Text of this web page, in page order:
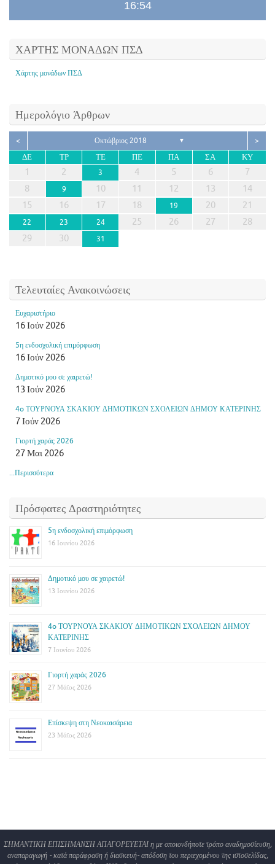
16:54
ΧΑΡΤΗΣ ΜΟΝΑΔΩΝ ΠΣΔ
Χάρτης μονάδων ΠΣΔ
Ημερολόγιο Άρθρων
< Οκτώβριος 2018 ▼
>
ΔΕ
ΤΡ ΤΕ ΠΕ ΠΑ ΣΑ ΚΥ
1 2 3 4 5 6
7
8
9 10 11 12 13
14
15
16 17 18 19 20 21
22 23 24 25 26 27
28
29
30 31
Τελευταίες Ανακοινώσεις
Ευχαριστήριο
16 Ιούν 2026
5η ενδοσχολική επιμόρφωση
16 Ιούν 2026
Δημοτικό μου σε χαιρετώ!
13 Ιούν 2026
4o ΤΟΥΡΝΟΥΑ ΣΚΑΚΙΟΥ ΔΗΜΟΤΙΚΩΝ ΣΧΟΛΕΙΩΝ ΔΗΜΟΥ ΚΑΤΕΡΙΝΗΣ
7 Ιούν 2026
Γιορτή χαράς 2026
27 Μαι 2026
...Περισσότερα
Πρόσφατες Δραστηριότητες
5η ενδοσχολική επιμόρφωση
16 Ιουνίου 2026
Δημοτικό μου σε χαιρετώ!
13 Ιουνίου 2026
4o ΤΟΥΡΝΟΥΑ ΣΚΑΚΙΟΥ ΔΗΜΟΤΙΚΩΝ ΣΧΟΛΕΙΩΝ ΔΗΜΟΥ
ΚΑΤΕΡΙΝΗΣ
7 Ιουνίου 2026
Γιορτή χαράς 2026
27 Μάϊος 2026
Επίσκεψη στη Νεοκαισάρεια
23 Μάϊος 2026
ΣΗΜΑΝΤΙΚΗ ΕΠΙΣΗΜΑΝΣΗ ΑΠΑΓΟΡΕΥΕΤΑΙ η με οποιονδήποτε τρόπο αναδημοσίευση,
αναπαραγωγή - κατά παράφραση ή διασκευή- απόδοση του περιεχομένου της ιστοσελίδας,